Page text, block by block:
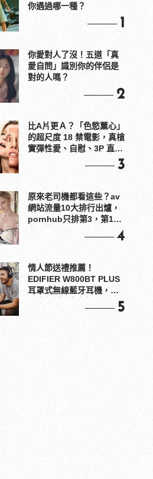
你遇過哪一種？
1
你愛對人了沒！五道「真
愛自問」識別你的伴侶是
對的人嗎？
2
比A片更Ａ？「色慾薰心」
的超尺度 18 禁電影，真槍
實彈性愛、自慰、3P 直接
3
原來老司機都看這些？av
網站流量10大排行出爐，
pornhub只排第3，第1名
4
情人節送禮推薦！
EDIFIER W800BT PLUS
耳罩式無線藍牙耳機，在
5